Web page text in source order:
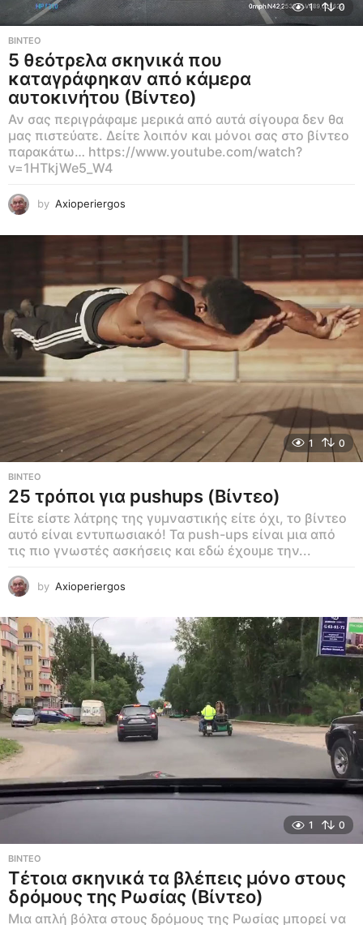
1 0
ΒΊΝΤΕΟ
5 θεότρελα σκηνικά που
καταγράφηκαν από κάμερα
αυτοκινήτου (Βίντεο)
Αν σας περιγράφαμε μερικά από αυτά σίγουρα δεν θα
μας πιστεύατε. Δείτε λοιπόν και μόνοι σας στο βίντεο
παρακάτω… https://www.youtube.com/watch?
v=1HTkjWe5_W4
by Axioperiergos
1 0
ΒΊΝΤΕΟ
25 τρόποι για pushups (Βίντεο)
Είτε είστε λάτρης της γυμναστικής είτε όχι, το βίντεο
αυτό είναι εντυπωσιακό! Τα push-ups είναι μια από
τις πιο γνωστές ασκήσεις και εδώ έχουμε την...
by Axioperiergos
1 0
ΒΊΝΤΕΟ
Τέτοια σκηνικά τα βλέπεις μόνο στους
δρόμους της Ρωσίας (Βίντεο)
Μια απλή βόλτα στους δρόμους της Ρωσίας μπορεί να